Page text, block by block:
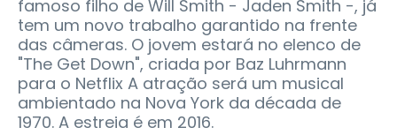
famoso filho de Will Smith - Jaden Smith -, já
tem um novo trabalho garantido na frente
das câmeras. O jovem estará no elenco de
"The Get Down", criada por Baz Luhrmann
para o Netflix A atração será um musical
ambientado na Nova York da década de
1970. A estreia é em 2016.